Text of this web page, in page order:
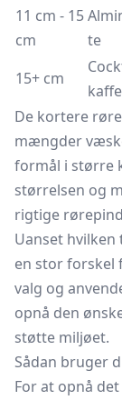
11 cm - 15
cm
te
15+ cm
De kortere
mængder
formål i større
størrelsen og
rigtige
Uanset
en stor forskel
valg og
opnå den
støtte miljøet.
Sådan bruger
For at opnå